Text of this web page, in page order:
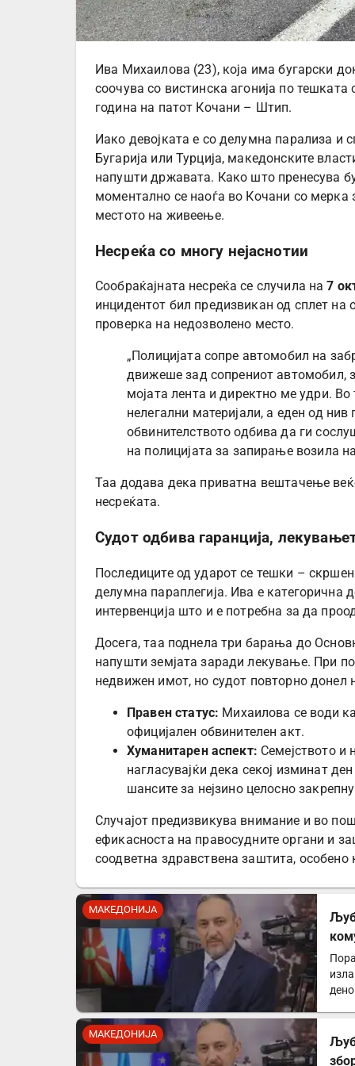
Ива Михаилова (23), која има бугарски
соочува со вистинска агонија по
година на патот Кочани – Штип.
Иако девојката е со делумна парализа и
Бугарија или Турција, македонските
напушти државата. Како што пренесува
моментално се наоѓа во Кочани со
местото на живеење.
Несреќа со многу нејаснотии
Сообраќајната несреќа се случила на7
инцидентот бил предизвикан од сплет на
проверка на недозволено место.
„Полицијата сопре автомобил на
движеше зад сопрениот автомобил,
мојата лента и директно ме удри.
нелегални материјали, а еден од
обвинителството одбива да ги
на полицијата за запирање возила
Таа додава дека приватна вештачење
несреќата.
Судот одбива гаранција,
Последиците од ударот се тешки –
делумна параплегија. Ива е
интервенција што и е потребна за да
Досега, таа поднела три барања до
напушти земјата заради лекување. При
недвижен имот, но судот повторно донел
Правен статус: Михаилова се води
официјален обвинителен акт.
Хуманитарен аспект: Семејството и
нагласувајќи дека секој изминат
шансите за нејзино целосно
Случајот предизвикува внимание и во
ефикасноста на правосудните органи и
соодветна здравствена заштита, особено
МАКЕДОНИЈА
МАКЕДОНИЈА